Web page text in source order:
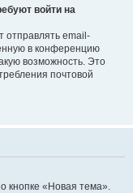
войти на
отправлять email-
в конференцию
возможность. Это
почтовой
кнопке «Новая тема».